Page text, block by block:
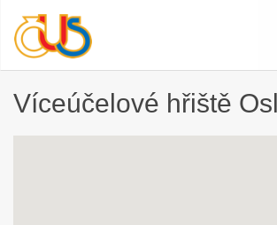
Víceúčelové hřiště